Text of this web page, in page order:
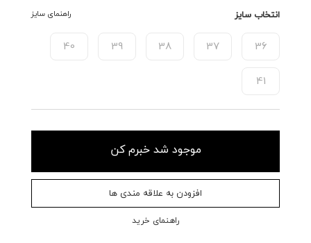
انتخاب سایز راهنمای سایز
36
37
38
39
40
41
موجود شد خبرم کن
افزودن به علاقه مندی ها
راهنمای خرید